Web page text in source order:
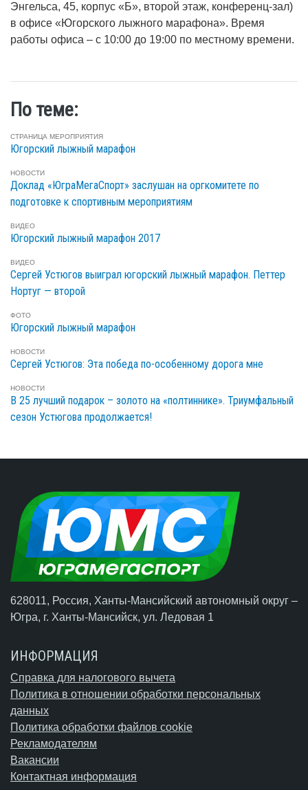
Энгельса, 45, корпус «Б», второй этаж, конференц-зал)
в офисе «Югорского лыжного марафона». Время
работы офиса – с 10:00 до 19:00 по местному времени.
По теме:
СТРАНИЦА МЕРОПРИЯТИЯ
Югорский лыжный марафон
НОВОСТИ
Доклад «ЮграМегаСпорт» заслушан на оргкомитете по
подготовке к спортивным мероприятиям
ВИДЕО
Югорский лыжный марафон 2017
ВИДЕО
Сергей Устюгов выиграл югорский лыжный марафон. Петтер
Нортуг — второй
ФОТО
Югорский лыжный марафон
НОВОСТИ
Сергей Устюгов: Эта победа по-особенному дорога мне
НОВОСТИ
В 25 лучший подарок – золото на «полтиннике». Триумфальный
сезон Устюгова продолжается!
628011, Россия, Ханты-Мансийский автономный округ –
Югра, г. Ханты-Мансийск, ул. Ледовая 1
ИНФОРМАЦИЯ
Справка для налогового вычета
Политика в отношении обработки персональных
данных
Политика обработки файлов cookie
Рекламодателям
Вакансии
Контактная информация